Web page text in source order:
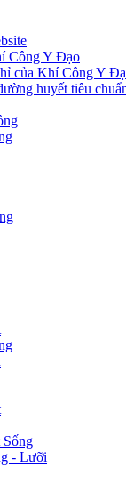
Công Y Đạo
của Khí Công Y
huyết tiêu
- Lưỡi